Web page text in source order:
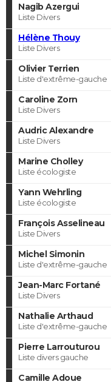
Nagib Azergui
Liste Divers
Hélène Thouy
Liste Divers
Olivier Terrien
Liste d'extrême-gauche
Caroline Zorn
Liste Divers
Audric Alexandre
Liste Divers
Marine Cholley
Liste écologiste
Yann Wehrling
Liste écologiste
François Asselineau
Liste Divers
Michel Simonin
Liste d'extrême-gauche
Jean-Marc Fortané
Liste Divers
Nathalie Arthaud
Liste d'extrême-gauche
Pierre Larrouturou
Liste divers gauche
Camille Adoue